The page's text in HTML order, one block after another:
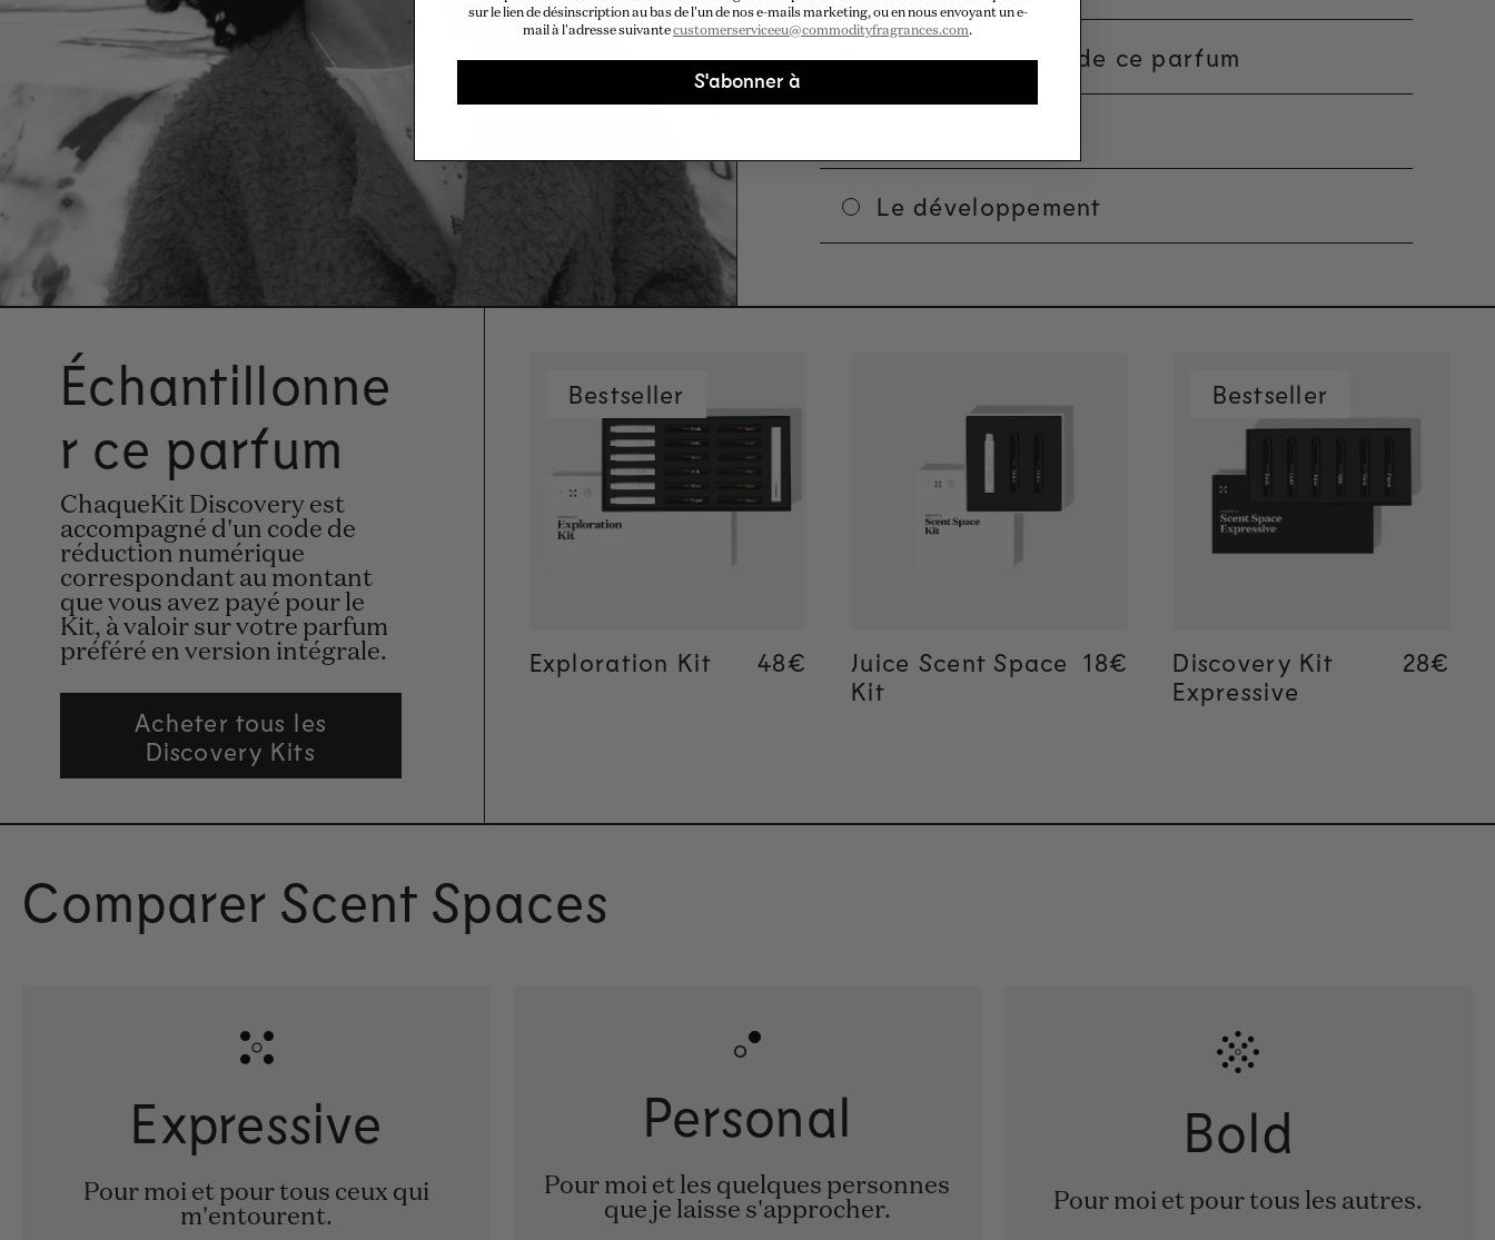
Le nez créateur de ce parfum
Le développement
Échantillonne
r ce parfum
ChaqueKit Discovery est
accompagné d'un code de
réduction numérique
correspondant au montant
que vous avez payé pour le
Kit, à valoir sur votre parfum
préféré en version intégrale.
Acheter tous les
Discovery Kits
Bestseller
Exploration Kit Regular price
48€
Regular price
48€
Juice Scent Space
Kit
Regular price
18€
Regular price
18€
Bestseller
Discovery Kit
Expressive
28€
28€
Comparer Scent Spaces
Expressive
Pour moi et pour tous ceux qui
m'entourent.
Personal
Pour moi et les quelques personnes
que je laisse s'approcher.
Bold
Pour moi et pour tous les autres.
sur le lien de désinscription au bas de l'un de nos e-mails marketing, ou en nous envoyant un e-
mail à l'adresse suivantecustomerserviceeu@commodityfragrances.com.
S'abonner à